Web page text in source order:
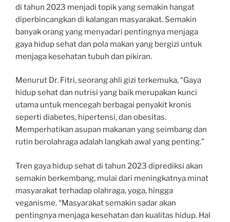
di tahun 2023 menjadi topik yang semakin hangat
diperbincangkan di kalangan masyarakat. Semakin
banyak orang yang menyadari pentingnya menjaga
gaya hidup sehat dan pola makan yang bergizi untuk
menjaga kesehatan tubuh dan pikiran.
Menurut Dr. Fitri, seorang ahli gizi terkemuka, “Gaya
hidup sehat dan nutrisi yang baik merupakan kunci
utama untuk mencegah berbagai penyakit kronis
seperti diabetes, hipertensi, dan obesitas.
Memperhatikan asupan makanan yang seimbang dan
rutin berolahraga adalah langkah awal yang penting.”
Tren gaya hidup sehat di tahun 2023 diprediksi akan
semakin berkembang, mulai dari meningkatnya minat
masyarakat terhadap olahraga, yoga, hingga
veganisme. “Masyarakat semakin sadar akan
pentingnya menjaga kesehatan dan kualitas hidup. Hal